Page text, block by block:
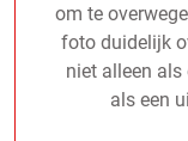
om te
foto duidelijk
niet alleen als
als een